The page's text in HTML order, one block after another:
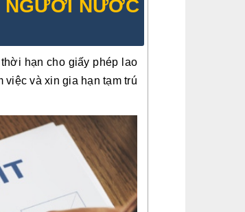
NGƯỜI NƯỚC
hạn cho giấy phép lao
và xin gia hạn tạm trú